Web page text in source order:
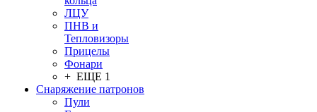
ЛЦУ
ПНВ и
Тепловизоры
Прицелы
Фонари
+ ЕЩЕ 1
Снаряжение патронов
Пули